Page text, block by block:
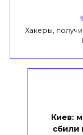
Хакеры,
Киев:
сбили